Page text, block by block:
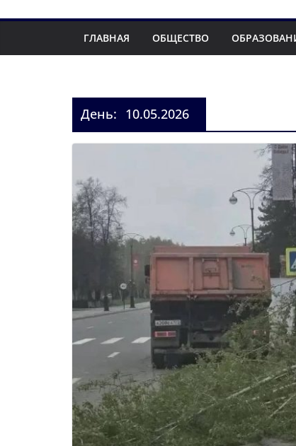
ГЛАВНАЯ ОБЩЕСТВО
День: 10.05.2026